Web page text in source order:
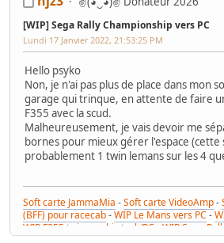
[WIP] Sega Rally Championship vers PC
Lundi 17 Janvier 2022, 21:53:25 PM
Hello psyko
Non, je n'ai pas plus de place dans mon
garage qui trinque, en attente de faire
F355 avec la scud.
Malheureusement, je vais devoir me
bornes pour mieux gérer l'espace (cette
probablement 1 twin lemans sur les 4
Soft carte JammaMia -Soft carte VideoAmp-
(BFF) pour racecab-WIP Le Mans vers PC -
WIP F355 twin combi stack/PC
WIP Sega